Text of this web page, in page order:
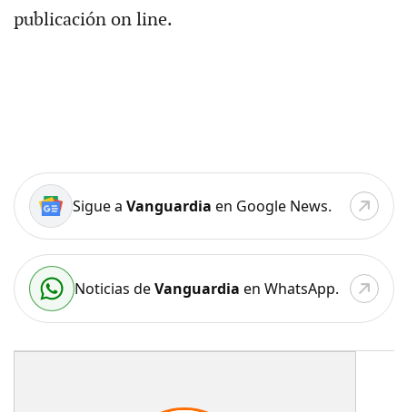
publicación on line.
Sigue a Vanguardia en Google News.
Noticias deVanguardia en WhatsApp.